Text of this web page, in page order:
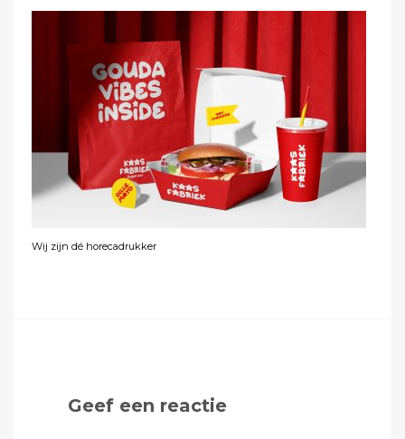
Wij zijn dé horecadrukker
Geef een reactie